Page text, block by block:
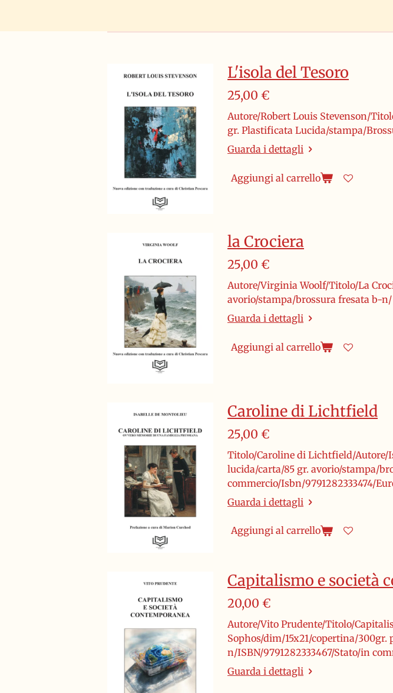
L'isola del Tesoro
25,00 €
Autore/Robert Louis Stevenson/
gr. Plastificata Lucida/stampa/
Guarda i dettagli
Aggiungi al carrello
la Crociera
25,00 €
Autore/Virginia Woolf/Titolo/La
avorio/stampa/brossura fresata b-n/
Guarda i dettagli
Aggiungi al carrello
Caroline di Lichtfield
25,00 €
Titolo/Caroline di Lichtfield/Autore/
lucida/carta/85 gr. avorio/stampa/
commercio/Isbn/9791282333474/
Guarda i dettagli
Aggiungi al carrello
Capitalismo e società
20,00 €
Autore/Vito Prudente/Titolo/
Sophos/dim/15x21/copertina/
n/ISBN/9791282333467/Stato/in
Guarda i dettagli